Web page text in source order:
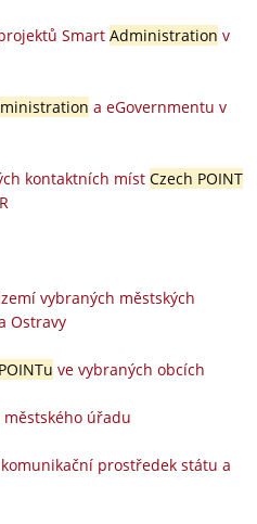
Smart Administration v
a eGovernmentu v
kontaktních míst Czech POINT
vybraných městských
Ostravy
ve vybraných obcích
úřadu
prostředek státu a